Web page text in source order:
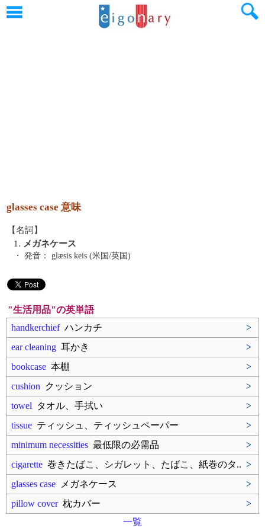
glasses case 意味
【名詞】
1. メガネケース
・ 発音： glæsis keis (米国/英国)
"生活用品"の英単語
handkerchiefハンカチ
>
ear cleaning 耳かき
>
bookcase 本棚
>
cushion クッション
>
towel タオル、手拭い
>
tissue ティッシュ、ティッシュペーパー
>
minimum necessities 最低限の必需品
>
cigarette 巻きたばこ、シガレット、たばこ、紙巻のタ.. >
glasses case メガネケース
>
pillow cover枕カバー
>
一覧